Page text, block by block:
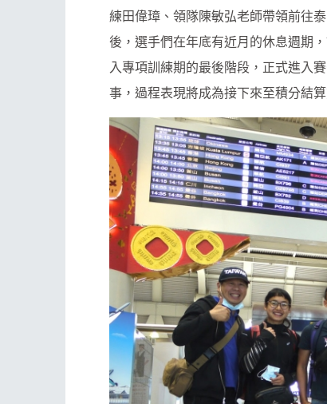
練田偉璋、領隊陳敏弘老師帶領前往
後，選手們在年底有近月的休息週期
入專項訓練期的最後階段，正式進入
事，過程表現將成為接下來至積分結